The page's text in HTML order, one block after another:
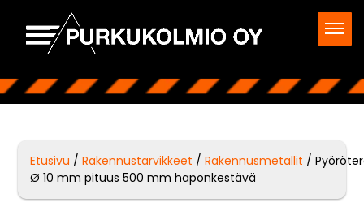
Etusivu /Rakennustarvikkeet /Rakennusmetallit /
Ø 10 mm pituus 500 mm haponkestävä